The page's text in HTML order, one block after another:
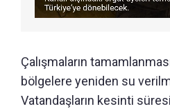
Çalışmaların
bölgelere yeniden su
Vatandaşların kesinti